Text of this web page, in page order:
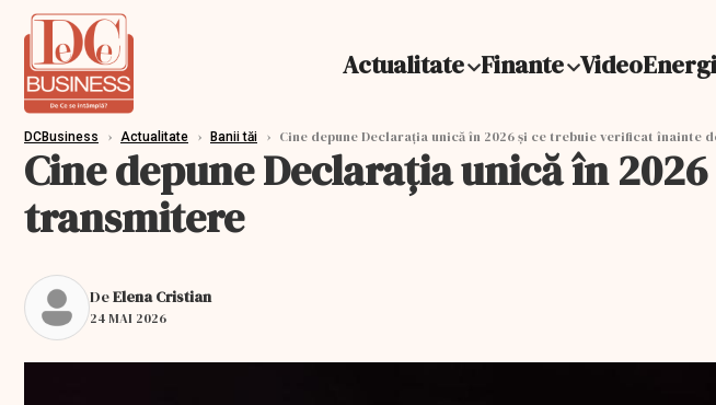
Actualitate Finante Video
DCBusiness › Actualitate › Banii tăi › Cine depune Declarația unică în 2026 și ce trebuie verificat înainte
Cine depune Declarația unică în
transmitere
DeElena Cristian
24 MAI 2026